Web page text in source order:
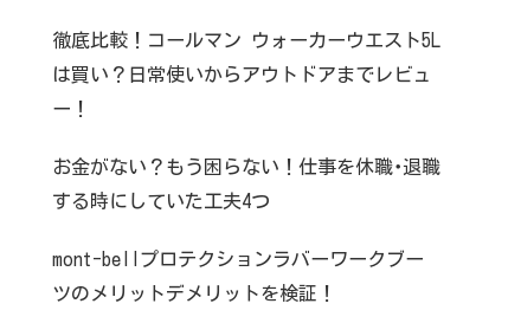
徹底比較！コールマン ウォーカーウエスト5L
は買い？日常使いからアウトドアまでレビュ
ー！
お金がない？もう困らない！仕事を休職･退職
する時にしていた工夫4つ
mont-bellプロテクションラバーワークブー
ツのメリットデメリットを検証！